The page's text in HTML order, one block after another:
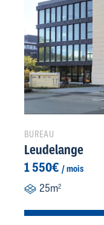
BUREAU
Leudelange
1 550€ / mois
25m2